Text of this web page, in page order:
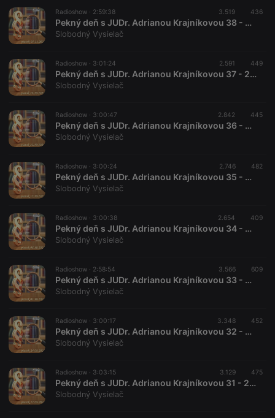
Radioshow · 2:59:38 3.519 436
Pekný deň s JUDr. Adrianou Krajníkovou 38 - 2021-11-05
Slobodný Vysielač
Radioshow · 3:01:24 2.591 449
Pekný deň s JUDr. Adrianou Krajníkovou 37 - 2021-10-29
Slobodný Vysielač
Radioshow · 3:00:47 2.842 445
Pekný deň s JUDr. Adrianou Krajníkovou 36 - 2021-10-22
Slobodný Vysielač
Radioshow · 3:00:24 2.746 482
Pekný deň s JUDr. Adrianou Krajníkovou 35 - 2021-10-15
Slobodný Vysielač
Radioshow · 3:00:38 2.654 409
Pekný deň s JUDr. Adrianou Krajníkovou 34 - 2021-10-08
Slobodný Vysielač
Radioshow · 2:58:54 3.566 609
Pekný deň s JUDr. Adrianou Krajníkovou 33 - 2021-10-01
Slobodný Vysielač
Radioshow · 3:00:17 3.348 452
Pekný deň s JUDr. Adrianou Krajníkovou 32 - 2021-09-24
Slobodný Vysielač
Radioshow · 3:03:15 3.129 475
Pekný deň s JUDr. Adrianou Krajníkovou 31 - 2021-09-17
Slobodný Vysielač